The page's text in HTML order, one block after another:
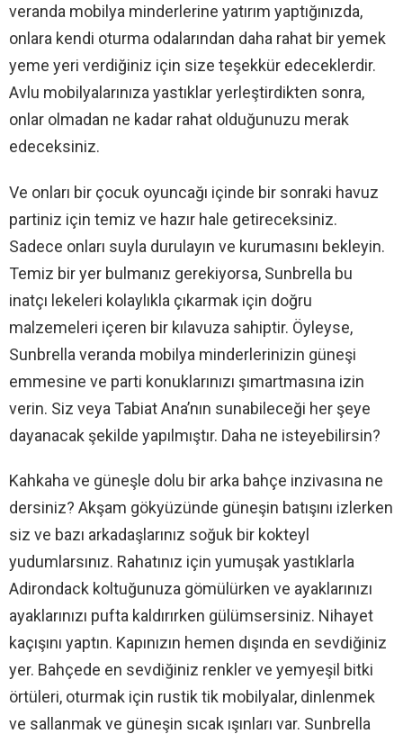
veranda mobilya minderlerine yatırım yaptığınızda,
onlara kendi oturma odalarından daha rahat bir yemek
yeme yeri verdiğiniz için size teşekkür edeceklerdir.
Avlu mobilyalarınıza yastıklar yerleştirdikten sonra,
onlar olmadan ne kadar rahat olduğunuzu merak
edeceksiniz.
Ve onları bir çocuk oyuncağı içinde bir sonraki havuz
partiniz için temiz ve hazır hale getireceksiniz.
Sadece onları suyla durulayın ve kurumasını bekleyin.
Temiz bir yer bulmanız gerekiyorsa, Sunbrella bu
inatçı lekeleri kolaylıkla çıkarmak için doğru
malzemeleri içeren bir kılavuza sahiptir. Öyleyse,
Sunbrella veranda mobilya minderlerinizin güneşi
emmesine ve parti konuklarınızı şımartmasına izin
verin. Siz veya Tabiat Ana’nın sunabileceği her şeye
dayanacak şekilde yapılmıştır. Daha ne isteyebilirsin?
Kahkaha ve güneşle dolu bir arka bahçe inzivasına ne
dersiniz? Akşam gökyüzünde güneşin batışını izlerken
siz ve bazı arkadaşlarınız soğuk bir kokteyl
yudumlarsınız. Rahatınız için yumuşak yastıklarla
Adirondack koltuğunuza gömülürken ve ayaklarınızı
ayaklarınızı pufta kaldırırken gülümsersiniz. Nihayet
kaçışını yaptın. Kapınızın hemen dışında en sevdiğiniz
yer. Bahçede en sevdiğiniz renkler ve yemyeşil bitki
örtüleri, oturmak için rustik tik mobilyalar, dinlenmek
ve sallanmak ve güneşin sıcak ışınları var. Sunbrella